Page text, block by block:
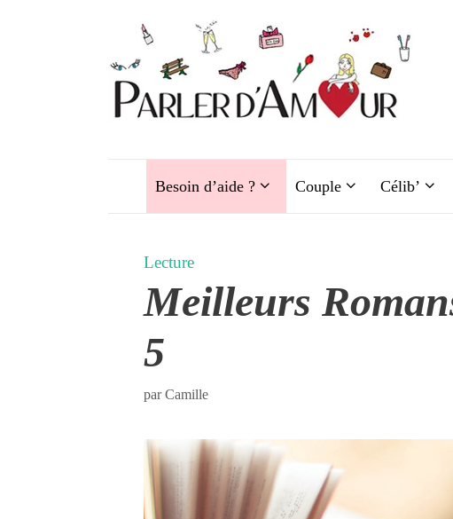
Besoin d’aide ? Couple Célib’
Lecture
Meilleurs
5
parCamille